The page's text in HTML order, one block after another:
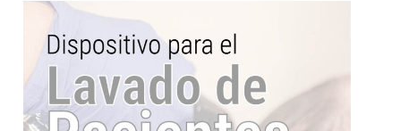
PRODUCTOS Y SERVICIOS
Dispositivo para Lavado de
Pacientes
Dispositivo para el lavado de pacientes
hospitalizados.